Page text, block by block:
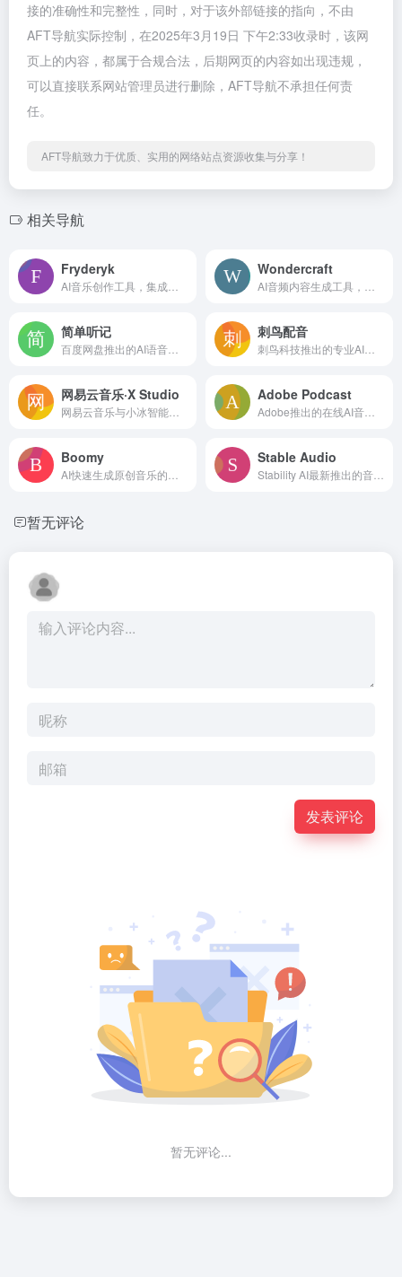
接的准确性和完整性，同时，对于该外部链接的指向，不由
AFT导航实际控制，在2025年3月19日 下午2:33收录时，该网
页上的内容，都属于合规合法，后期网页的内容如出现违规，
可以直接联系网站管理员进行删除，AFT导航不承担任何责
任。
AFT导航致力于优质、实用的网络站点资源收集与分享！
相关导航
Fryderyk Wondercraft
简单听记 刺鸟配音
网易云音乐·X Studio Adobe Podcast
Boomy Stable Audio
暂无评论
发表评论
暂无评论...